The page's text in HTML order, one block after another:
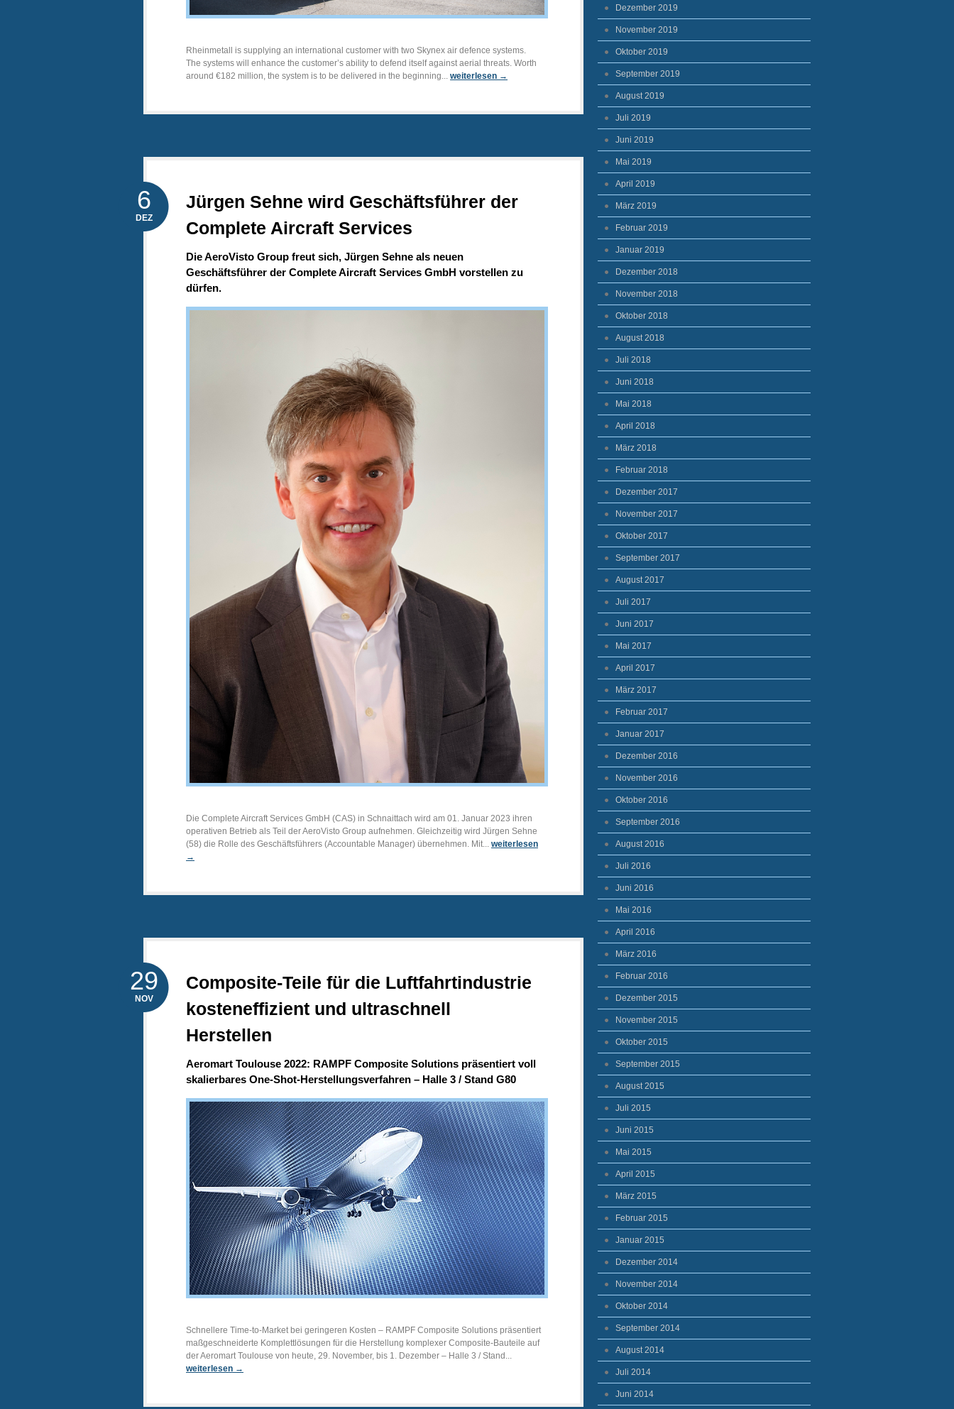
Rheinmetall is supplying an international customer with two Skynex air defence systems.
The systems will enhance the customer’s ability to defend itself against aerial threats. Worth
around €182 million, the system is to be delivered in the beginning... weiterlesen →
Jürgen Sehne wird Geschäftsführer der
Complete Aircraft Services
6
DEZ
Die AeroVisto Group freut sich, Jürgen Sehne als neuen
Geschäftsführer der Complete Aircraft Services GmbH vorstellen zu
dürfen.
Die Complete Aircraft Services GmbH (CAS) in Schnaittach wird am 01. Januar 2023 ihren
operativen Betrieb als Teil der AeroVisto Group aufnehmen. Gleichzeitig wird Jürgen Sehne
(58) die Rolle des Geschäftsführers (Accountable Manager) übernehmen. Mit... weiterlesen
→
Composite-Teile für die Luftfahrtindustrie
kosteneffizient und ultraschnell
Herstellen
29
NOV
Aeromart Toulouse 2022: RAMPF Composite Solutions präsentiert voll
skalierbares One-Shot-Herstellungsverfahren – Halle 3 / Stand G80
Schnellere Time-to-Market bei geringeren Kosten – RAMPF Composite Solutions präsentiert
maßgeschneiderte Komplettlösungen für die Herstellung komplexer Composite-Bauteile auf
der Aeromart Toulouse von heute, 29. November, bis 1. Dezember – Halle 3 / Stand...
weiterlesen →
Dezember 2019
November 2019
Oktober 2019
September 2019
August 2019
Juli 2019
Juni 2019
Mai 2019
April 2019
März 2019
Februar 2019
Januar 2019
Dezember 2018
November 2018
Oktober 2018
August 2018
Juli 2018
Juni 2018
Mai 2018
April 2018
März 2018
Februar 2018
Dezember 2017
November 2017
Oktober 2017
September 2017
August 2017
Juli 2017
Juni 2017
Mai 2017
April 2017
März 2017
Februar 2017
Januar 2017
Dezember 2016
November 2016
Oktober 2016
September 2016
August 2016
Juli 2016
Juni 2016
Mai 2016
April 2016
März 2016
Februar 2016
Dezember 2015
November 2015
Oktober 2015
September 2015
August 2015
Juli 2015
Juni 2015
Mai 2015
April 2015
März 2015
Februar 2015
Januar 2015
Dezember 2014
November 2014
Oktober 2014
September 2014
August 2014
Juli 2014
Juni 2014